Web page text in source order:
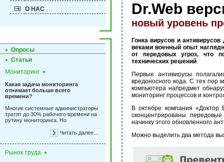
О НАС
Опросы
Статьи
Мониторинг
Какая задача мониторинга
отнимает больше всего
времени?
Многие системные администраторы
тратят до 30% рабочего времени на
рутину мониторинга. Но
Читать далее...
Рынок труда
Dr.Web
новый уровень
Гонка вирусов и
веками военный опыт
от передовых угроз, что
технических решений
Первые антивирусы
вредоносного кода. С тех пор
компьютера напредмет
мониторинг процессов и
В октябре компания
сконцентрированы
начинку этого обновленного
Можно выделить два метода